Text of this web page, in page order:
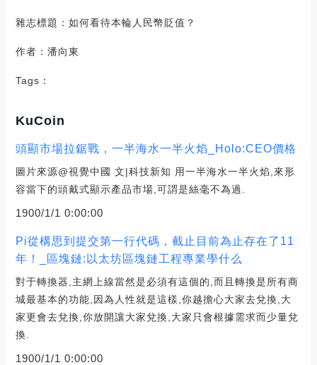
雜志標題：如何看待本輪人民幣貶值？
作者：潘向東
Tags：
KuCoin
頭顯市場拉鋸戰，一半海水一半火焰_Holo:CEO價格
圖片來源@視覺中國 文|科技新知 用一半海水一半火焰,來形
容當下的頭戴式顯示產品市場,可謂是絲毫不為過.
1900/1/1 0:00:00
Pi從構思到提交第一行代碼，截止目前為止存在了11
年！_區塊鏈:以太坊區塊鏈工程專業學什么
對于轉換器,主網上線當然是必須有這個的,而且轉換是所有商
城最基本的功能,因為人性就是這樣,你越擔心大家去兌換,大
家更會去兌換,你放開讓大家兌換,大家只會根據需求而少量兌
換.
1900/1/1 0:00:00